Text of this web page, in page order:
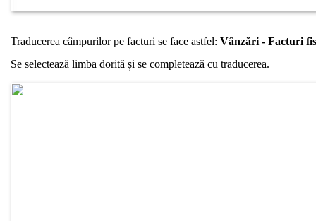
Traducerea câmpurilor pe facturi se face astfel: Vânzări - Facturi
Se selectează limba dorită și se completează cu traducerea.